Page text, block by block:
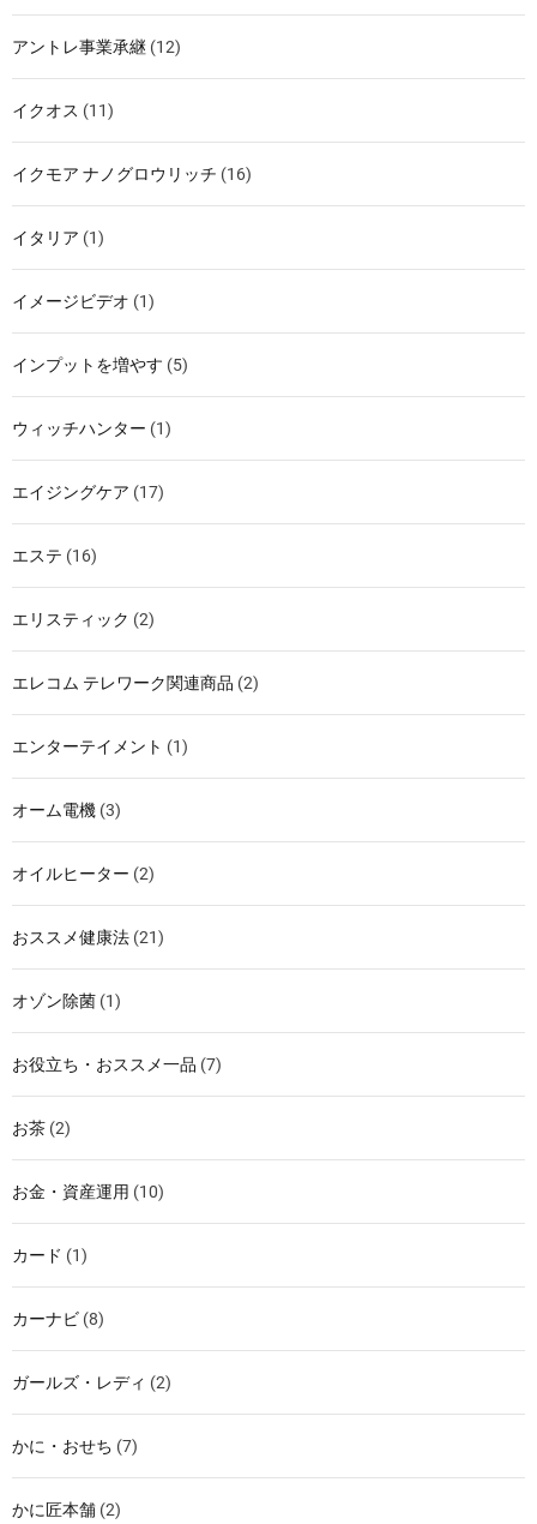
アントレ事業承継 (12)
イクオス (11)
イクモア ナノグロウリッチ (16)
イタリア (1)
イメージビデオ (1)
インプットを増やす (5)
ウィッチハンター (1)
エイジングケア (17)
エステ (16)
エリスティック (2)
エレコム テレワーク関連商品 (2)
エンターテイメント (1)
オーム電機 (3)
オイルヒーター (2)
おススメ健康法 (21)
オゾン除菌 (1)
お役立ち・おススメ一品 (7)
お茶 (2)
お金・資産運用 (10)
カード (1)
カーナビ (8)
ガールズ・レディ (2)
かに・おせち (7)
かに匠本舗 (2)